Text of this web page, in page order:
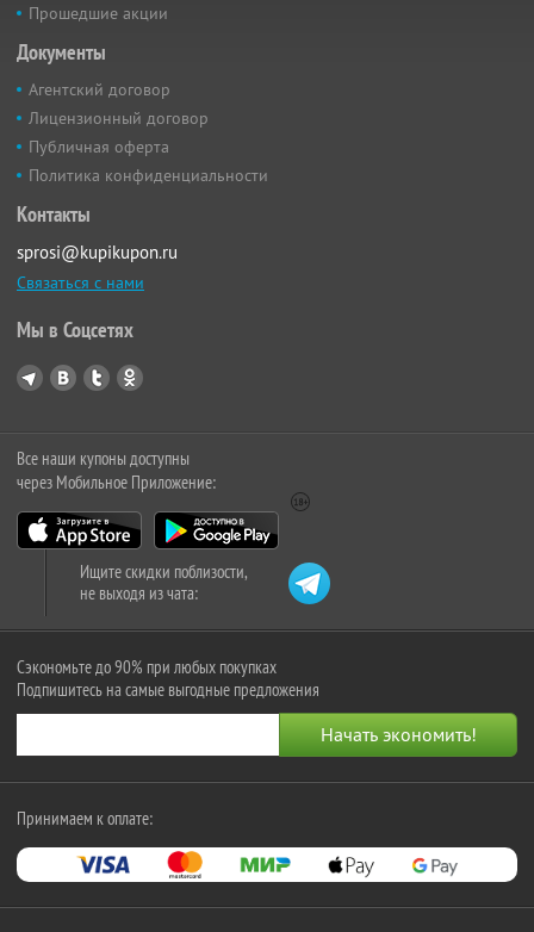
Прошедшие акции
Документы
Агентский договор
Лицензионный договор
Публичная оферта
Политика конфиденциальности
Контакты
sprosi@kupikupon.ru
Связаться с нами
Мы в Соцсетях
Все наши купоны доступны
через Мобильное Приложение:
Ищите скидки поблизости,
не выходя из чата:
Сэкономьте до 90% при любых покупках
Подпишитесь на самые выгодные предложения
Принимаем к оплате: